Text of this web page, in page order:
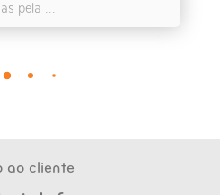
pela ...
ao cliente